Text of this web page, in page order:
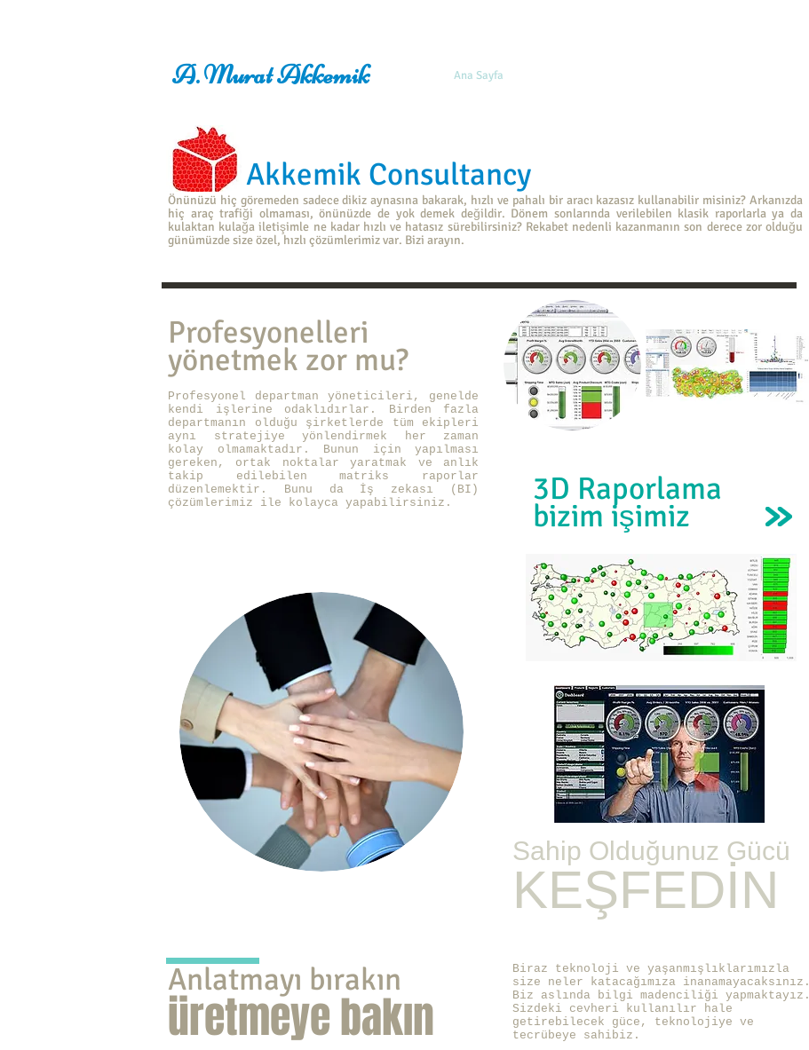
A. Murat Akkemik Ana Sayfa
Akkemik Consultancy
Önünüzü hiç göremeden sadece dikiz aynasına bakarak, hızlı ve pahalı bir aracı kazasız kullanabilir misiniz? Arkanızda
hiç araç trafiği olmaması, önünüzde de yok demek değildir. Dönem sonlarında verilebilen klasik raporlarla ya da
kulaktan kulağa iletişimle ne kadar hızlı ve hatasız sürebilirsiniz? Rekabet nedenli kazanmanın son derece zor olduğu
günümüzde size özel, hızlı çözümlerimiz var. Bizi arayın.
Profesyonelleri
yönetmek zor mu?
Profesyonel departman yöneticileri, genelde
kendi işlerine odaklıdırlar. Birden fazla
departmanın olduğu şirketlerde tüm ekipleri
aynı stratejiye yönlendirmek her zaman
kolay olmamaktadır. Bunun için yapılması
gereken, ortak noktalar yaratmak ve anlık
takip edilebilen matriks raporlar
düzenlemektir. Bunu da İş zekası (BI)
çözümlerimiz ile kolayca yapabilirsiniz.
Anlatmayı bırakın
üretmeyebakın
3D Raporlama
bizim işimiz
Sahip Olduğunuz Gücü
KEŞFEDİN
Biraz teknoloji ve yaşanmışlıklarımızla
size neler katacağımıza inanamayacaksınız.
Biz aslında bilgi madenciliği yapmaktayız.
Sizdeki cevheri kullanılır hale
getirebilecek güce, teknolojiye ve
tecrübeye sahibiz.